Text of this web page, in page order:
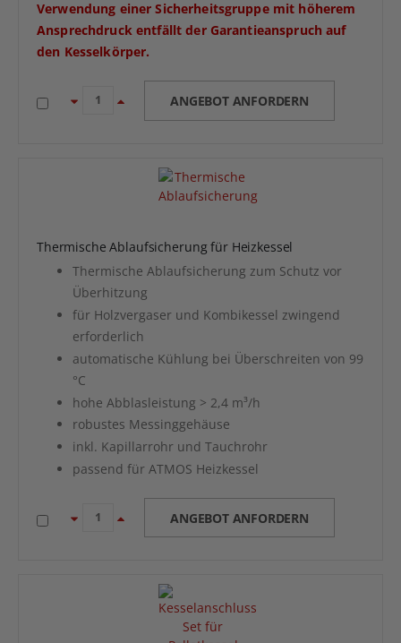
Verwendung einer Sicherheitsgruppe mit höherem
Ansprechdruck entfällt der Garantieanspruch auf
den Kesselkörper.
ANGEBOT ANFORDERN
Thermische Ablaufsicherung für Heizkessel
Thermische Ablaufsicherung zum Schutz vor
Überhitzung
für Holzvergaser und Kombikessel zwingend
erforderlich
automatische Kühlung bei Überschreiten von 99
°C
hohe Abblasleistung > 2,4 m³/h
robustes Messinggehäuse
inkl. Kapillarrohr und Tauchrohr
passend für ATMOS Heizkessel
ANGEBOT ANFORDERN